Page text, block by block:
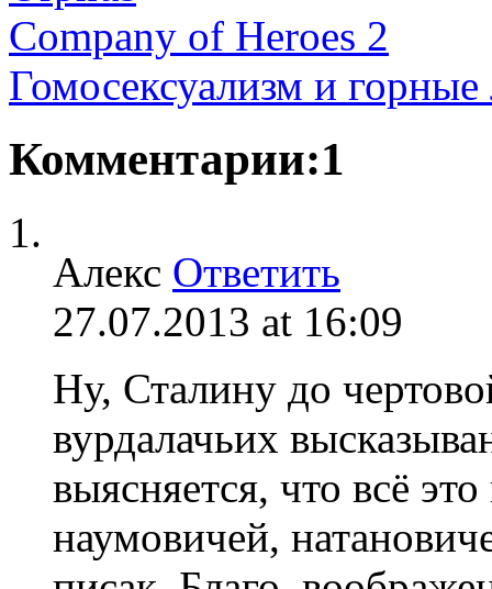
Company of Heroes 2
Гомосексуализм и
Комментарии:1
Алекс Ответить
27.07.2013 at 16:09
Ну, Сталину до
вурдалачьих
выясняется, что всё
наумовичей,